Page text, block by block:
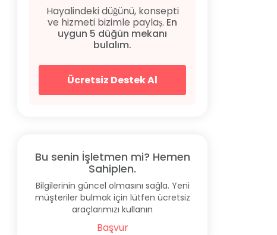
Hayalindeki düğünü, konsepti
ve hizmeti bizimle paylaş. En
uygun 5 düğün mekanı
bulalım.
Ücretsiz Destek Al
Bu senin İşletmen mi? Hemen
Sahiplen.
Bilgilerinin güncel olmasını sağla. Yeni
müşteriler bulmak için lütfen ücretsiz
araçlarımızı kullanın
Başvur